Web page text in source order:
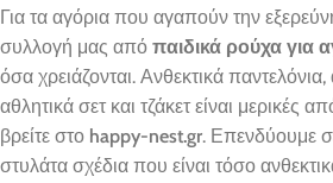
Για τα αγόρια που αγαπούν την
συλλογή μας από παιδικά ρούχα για
όσα χρειάζονται. Ανθεκτικά
αθλητικά σετ και τζάκετ είναι μερικές
βρείτε στο happy-nest.gr. Επενδύουμε
στυλάτα σχέδια που είναι τόσο